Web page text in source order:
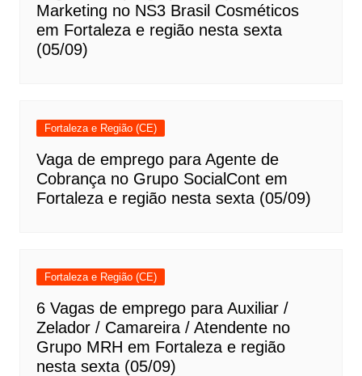
Marketing no NS3 Brasil Cosméticos
em Fortaleza e região nesta sexta
(05/09)
Fortaleza e Região (CE)
Vaga de emprego para Agente de
Cobrança no Grupo SocialCont em
Fortaleza e região nesta sexta (05/09)
Fortaleza e Região (CE)
6 Vagas de emprego para Auxiliar /
Zelador / Camareira / Atendente no
Grupo MRH em Fortaleza e região
nesta sexta (05/09)